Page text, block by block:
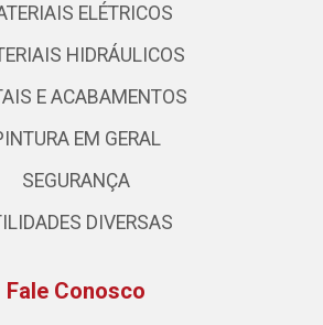
ELÉTRICOS
HIDRÁULICOS
E ACABAMENTOS
EM GERAL
SEGURANÇA
DIVERSAS
Fale Conosco